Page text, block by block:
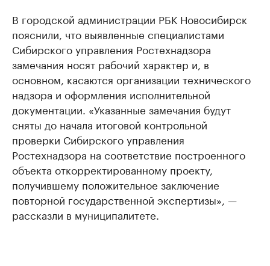
В городской администрации РБК Новосибирск
пояснили, что выявленные специалистами
Сибирского управления Ростехнадзора
замечания носят рабочий характер и, в
основном, касаются организации технического
надзора и оформления исполнительной
документации. «Указанные замечания будут
сняты до начала итоговой контрольной
проверки Сибирского управления
Ростехнадзора на соответствие построенного
объекта откорректированному проекту,
получившему положительное заключение
повторной государственной экспертизы», —
рассказли в муниципалитете.